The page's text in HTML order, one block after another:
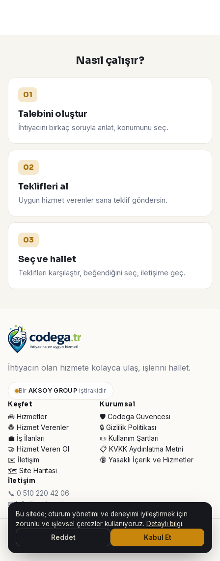
Nasıl çalışır?
01
Talebini oluştur
İhtiyacını birkaç soruyla anlat, konumunu seç.
02
Teklifleri al
Uygun hizmet verenler sana teklif göndersin.
03
Seç ve hallet
Teklifleri karşılaştır, beğendiğini seç, iletişime geç.
İhtiyacın olan hizmete kolayca ulaş, işlerini hallet.
Bir AKSOY GROUP iştirakidir
Keşfet
🧰 Hizmetler
👷 Hizmet Verenler
💼 İş İlanları
🤝 Hizmet Veren Ol
✉️ İletişim
🗺️ Site Haritası
Kurumsal
🛡️ Codega Güvencesi
🔒 Gizlilik Politikası
📜 Kullanım Şartları
📋 KVKK Aydınlatma Metni
🔞 Yasaklı İçerik ve Hizmetler
İletişim
📞 0 510 220 42 06
✉ info@codega.tr
© 2026 Codega Hizmet Pazaryeri ·
AKSOY GROUP iştirakidir
👥 Toplam Ziyaretçi:33.758 · Bugün:110
Bu sitede; oturum yönetimi ve deneyimi iyileştirmek için
zorunlu ve işlevsel çerezler kullanıyoruz. Detaylı bilgi.
Reddet
Kabul Et